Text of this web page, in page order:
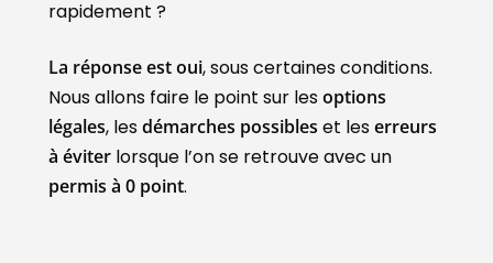
rapidement ?
La réponse est oui, sous certaines conditions.
Nous allons faire le point sur lesoptions
légales, lesdémarches possibles et leserreurs
à éviterlorsque l’on se retrouve avec un
permis à 0 point.